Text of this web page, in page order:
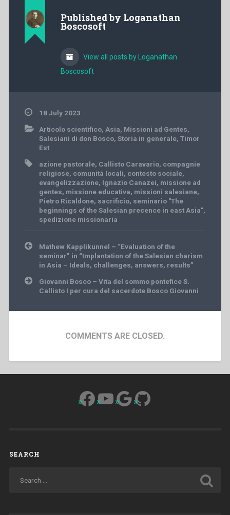
Published by Loganathan
Boscosoft
View all posts by Loganathan
Boscosoft
18 July 2023
Articolo scientifico, Asia, Missioni ad Gentes,
Salesiani di don Bosco, Storia in generale, Timor
Est
azione pastorale, Callisto Caravario, compagnie
religiose, comunità locali, contesto sociale,
evangelizzazione, Ignazio Canazei, missione ad
gentes, missione educativa, missioni salesiane,
Pietro Ricaldone, sacrificio, seminario "The
beginnings of the Salesian precence in east Asia",
spedizione missionaria
Post
navigation
Mathew Kapplikunnel – “Evaluation of the
seminar” in “Implantation of the Salesian charism
in Asia – Ideals, challenges, answers, results”
Giovanni Bosco – Vita del sommo pontefice S.
Callisto I per cura del sacerdote Bosco Giovanni
COMMENTS ARE CLOSED.
Facebook
YouTube
Google
GitHub
SEARCH